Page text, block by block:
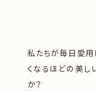
私たちが毎日愛用
くなるほどの美し
か？